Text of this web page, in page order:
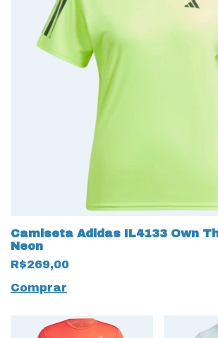
Camiseta Adidas IL4133 Own
Neon
R$269,00
Comprar